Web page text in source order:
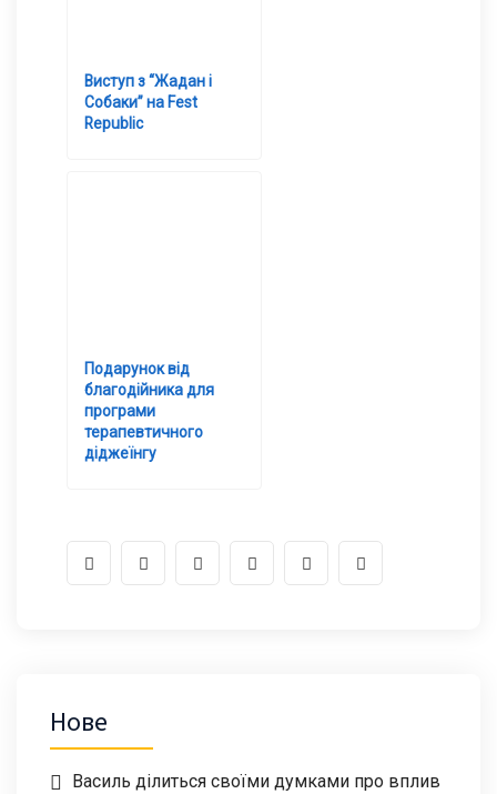
Виступ з “Жадан і
Собаки” на Fest
Republic
Подарунок від
благодійника для
програми
терапевтичного
діджеїнгу
Нове
Василь ділиться своїми думками про вплив